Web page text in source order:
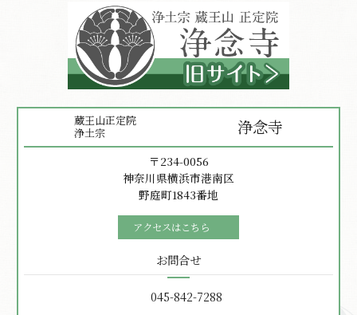
蔵王山正定院
浄土宗
浄念寺
〒234-0056
神奈川県横浜市港南区
野庭町1843番地
アクセスはこちら
お問合せ
045-842-7288